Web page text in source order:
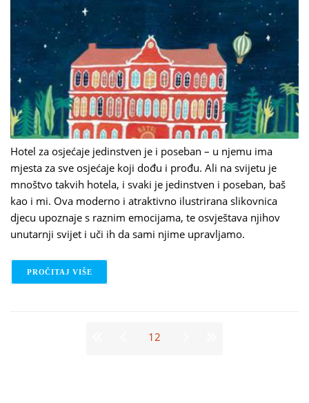
Hotel za osjećaje jedinstven je i poseban – u njemu ima
mjesta za sve osjećaje koji dođu i prođu. Ali na svijetu je
mnoštvo takvih hotela, i svaki je jedinstven i poseban, baš
kao i mi. Ova moderno i atraktivno ilustrirana slikovnica
djecu upoznaje s raznim emocijama, te osvještava njihov
unutarnji svijet i uči ih da sami njime upravljamo.
PROČITAJ VIŠE
12